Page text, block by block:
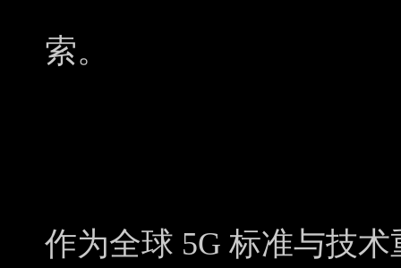
索。
作为全球 5G 标准与技